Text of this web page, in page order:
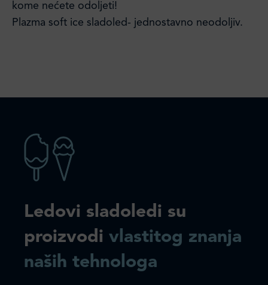
kome nećete odoljeti!
Plazma soft ice sladoled- jednostavno neodoljiv.
Ledovi sladoledi su
proizvodi vlastitog znanja
naših tehnologa